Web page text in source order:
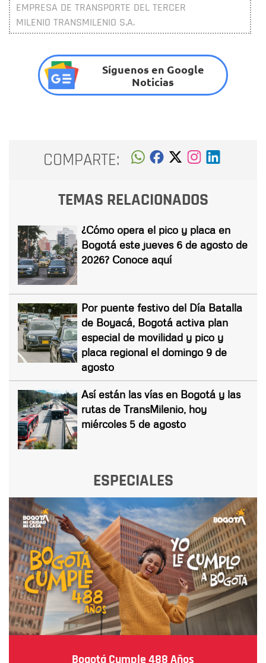
EMPRESA DE TRANSPORTE DEL TERCER
MILENIO TRANSMILENIO S.A.
Síguenos en Google
Noticias
COMPARTE:
TEMAS RELACIONADOS
¿Cómo opera el pico y placa en
Bogotá este jueves 6 de agosto de
2026? Conoce aquí
Por puente festivo del Día Batalla
de Boyacá, Bogotá activa plan
especial de movilidad y pico y
placa regional el domingo 9 de
agosto
Así están las vías en Bogotá y las
rutas de TransMilenio, hoy
miércoles 5 de agosto
ESPECIALES
Bogotá Cumple 488 Años